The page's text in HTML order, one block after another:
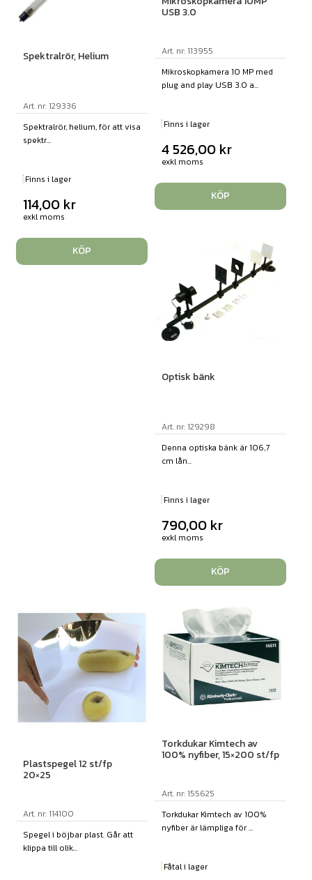
Spektralrör, Helium
Art. nr: 129336
Spektralrör, helium, för att visa
spektr...
Finns i lager
114,00 kr
exkl moms
KÖP
USB 3.0
Art. nr: 113955
Mikroskopkamera 10 MP med
plug and play USB 3.0 a...
Finns i lager
4 526,00 kr
exkl moms
KÖP
Optisk bänk
Art. nr: 129298
Denna optiska bänk är 106,7
cm lån...
Finns i lager
790,00 kr
exkl moms
KÖP
Plastspegel 12 st/fp
20×25
Art. nr: 114100
Spegel i böjbar plast. Går att
klippa till olik...
Torkdukar Kimtech av
100% nyfiber, 15×200 st/fp
Art. nr: 155625
Torkdukar Kimtech av 100%
nyfiber är lämpliga för ...
Fåtal i lager